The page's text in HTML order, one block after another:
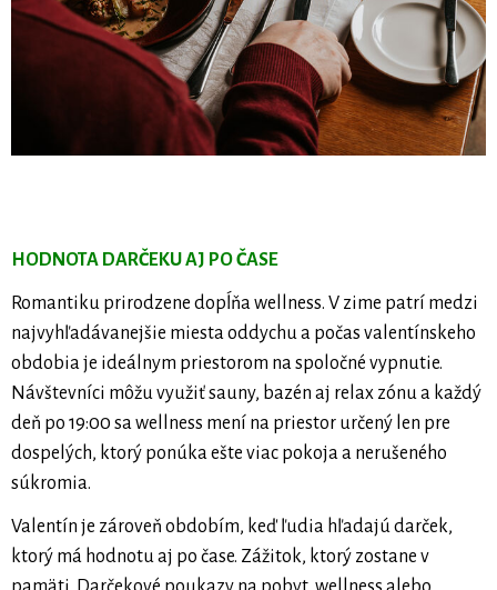
HODNOTA DARČEKU AJ PO ČASE
Romantiku prirodzene dopĺňa wellness. V zime patrí medzi
najvyhľadávanejšie miesta oddychu a počas valentínskeho
obdobia je ideálnym priestorom na spoločné vypnutie.
Návštevníci môžu využiť sauny, bazén aj relax zónu a každý
deň po 19:00 sa wellness mení na priestor určený len pre
dospelých, ktorý ponúka ešte viac pokoja a nerušeného
súkromia.
Valentín je zároveň obdobím, keď ľudia hľadajú darček,
ktorý má hodnotu aj po čase. Zážitok, ktorý zostane v